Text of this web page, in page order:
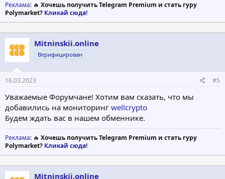
Реклама: 🔥 Хочешь получить Telegram Premium и стать гуру
Polymarket? Кликай сюда!
Mitninskii.online
Верифицирован
16.03.2023 #5
Уважаемые Форумчане! Хотим вам сказать, что мы
добавились на мониторинг wellcrypto
Будем ждать вас в нашем обменнике.
Реклама: 🔥 Хочешь получить Telegram Premium и стать гуру
Polymarket? Кликай сюда!
Mitninskii.online